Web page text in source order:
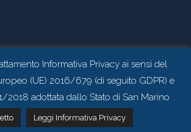
Realizzato daStudio 99
Informativa Privacy ai sensi del
(UE) 2016/679 (di seguito GDPR) e
2018 adottata dallo Stato di San Marino
Leggi Informativa Privacy
Contattaci tramite whatsapp